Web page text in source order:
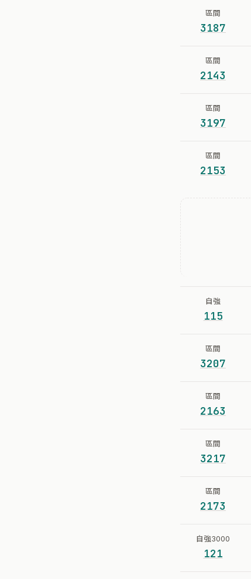
區間
3187
區間
2143
區間
3197
區間
2153
自強
115
區間
3207
區間
2163
區間
3217
區間
2173
自強3000
121